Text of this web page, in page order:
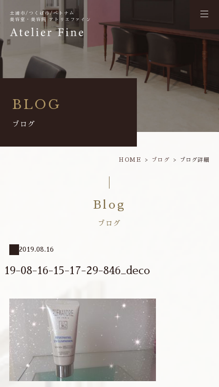
土浦市/つくば市/ベトナム
美容室・美容院 アトリエファイン
BLOG
ブログ
HOME ブログ ブログ詳細
Blog
ブログ
2019.08.16
19-08-16-15-17-29-846_deco